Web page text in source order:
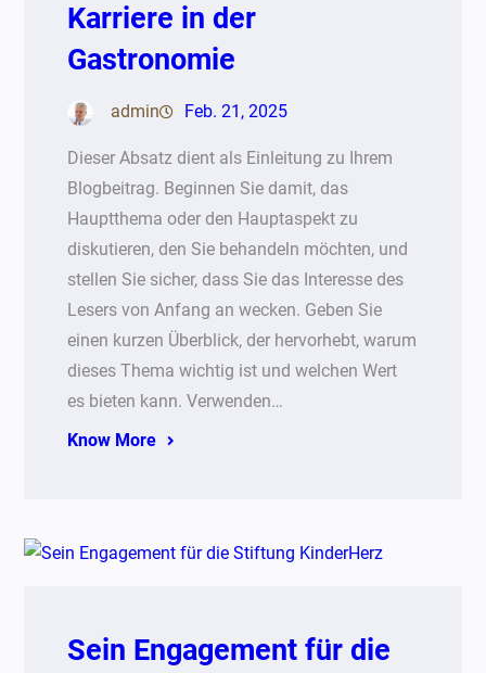
Karriere in der
Gastronomie
admin Feb. 21, 2025
Dieser Absatz dient als Einleitung zu Ihrem
Blogbeitrag. Beginnen Sie damit, das
Hauptthema oder den Hauptaspekt zu
diskutieren, den Sie behandeln möchten, und
stellen Sie sicher, dass Sie das Interesse des
Lesers von Anfang an wecken. Geben Sie
einen kurzen Überblick, der hervorhebt, warum
dieses Thema wichtig ist und welchen Wert
es bieten kann. Verwenden…
Know More
Sein Engagement für die